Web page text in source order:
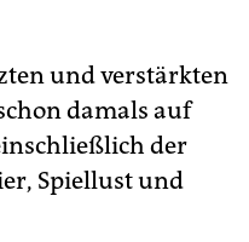
und verstärkten
damals auf
der
Spiellust und